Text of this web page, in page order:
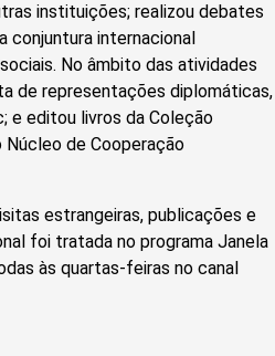
instituições; realizou debates
conjuntura internacional
No âmbito das atividades
de representações diplomáticas,
e editou livros da Coleção
Núcleo de Cooperação
estrangeiras, publicações e
foi tratada no programa Janela
às quartas-feiras no canal